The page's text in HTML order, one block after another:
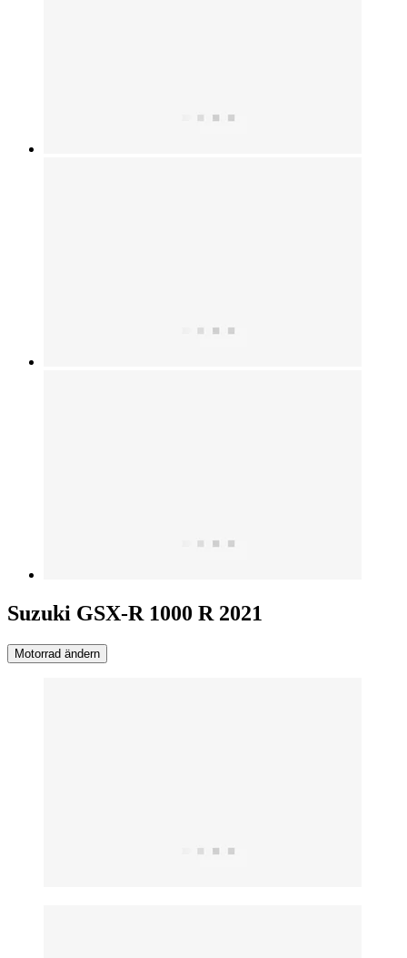
Suzuki GSX-R 1000 R 2021
Motorrad ändern